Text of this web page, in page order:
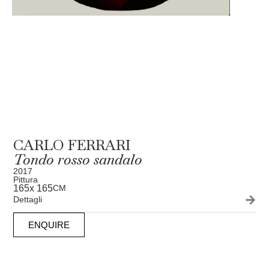
CARLO FERRARI
Tondo rosso sandalo
2017
Pittura
165x 165CM
Dettagli
ENQUIRE